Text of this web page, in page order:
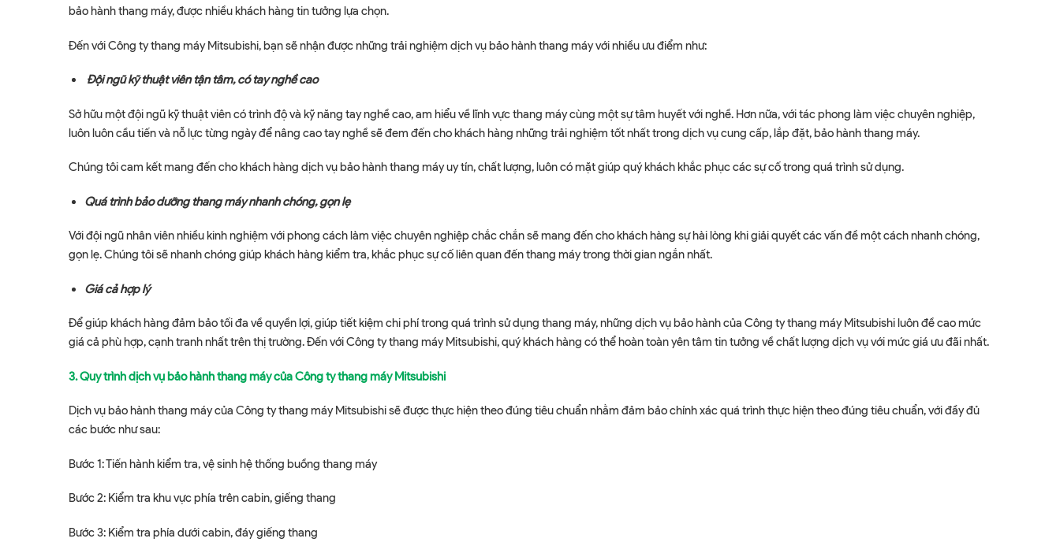
bảo hành thang máy, được nhiều khách hàng tin tưởng lựa chọn.
Đến với Công ty thang máy Mitsubishi, bạn sẽ nhận được những trải nghiệm dịch vụ bảo hành thang máy với nhiều ưu điểm như:
Đội ngũ kỹ thuật viên tận tâm, có tay nghề cao
Sở hữu một đội ngũ kỹ thuật viên có trình độ và kỹ năng tay nghề cao, am hiểu về lĩnh vực thang máy cùng một sự tâm huyết với nghề. Hơn nữa, với tác phong làm việc chuyên nghiệp,
luôn luôn cầu tiến và nỗ lực từng ngày để nâng cao tay nghề sẽ đem đến cho khách hàng những trải nghiệm tốt nhất trong dịch vụ cung cấp, lắp đặt, bảo hành thang máy.
Chúng tôi cam kết mang đến cho khách hàng dịch vụ bảo hành thang máy uy tín, chất lượng, luôn có mặt giúp quý khách khắc phục các sự cố trong quá trình sử dụng.
Quá trình bảo dưỡng thang máy nhanh chóng, gọn lẹ
Với đội ngũ nhân viên nhiều kinh nghiệm với phong cách làm việc chuyên nghiệp chắc chắn sẽ mang đến cho khách hàng sự hài lòng khi giải quyết các vấn đề một cách nhanh chóng,
gọn lẹ. Chúng tôi sẽ nhanh chóng giúp khách hàng kiểm tra, khắc phục sự cố liên quan đến thang máy trong thời gian ngắn nhất.
Giá cả hợp lý
Để giúp khách hàng đảm bảo tối đa về quyền lợi, giúp tiết kiệm chi phí trong quá trình sử dụng thang máy, những dịch vụ bảo hành của Công ty thang máy Mitsubishi luôn đề cao mức
giá cả phù hợp, cạnh tranh nhất trên thị trường. Đến với Công ty thang máy Mitsubishi, quý khách hàng có thể hoàn toàn yên tâm tin tưởng về chất lượng dịch vụ với mức giá ưu đãi nhất.
3.Quy trình dịch vụ bảo hành thang máy của Công ty thang máy Mitsubishi
Dịch vụ bảo hành thang máy của Công ty thang máy Mitsubishi sẽ được thực hiện theo đúng tiêu chuẩn nhằm đảm bảo chính xác quá trình thực hiện theo đúng tiêu chuẩn, với đầy đủ
các bước như sau:
Bước 1: Tiến hành kiểm tra, vệ sinh hệ thống buồng thang máy
Bước 2: Kiểm tra khu vực phía trên cabin, giếng thang
Bước 3: Kiểm tra phía dưới cabin, đáy giếng thang